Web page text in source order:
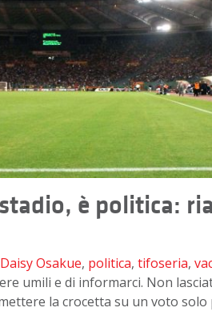
è politica:
Daisy Osakue, politica, tifoseria,
umili e di informarci. Non
la crocetta su un voto